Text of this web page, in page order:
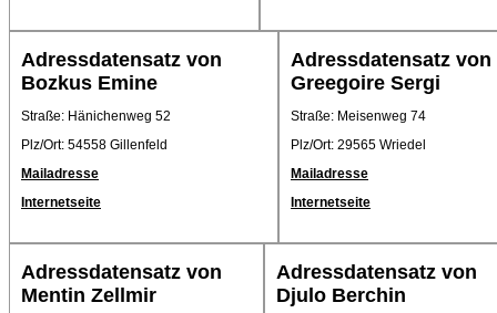
Adressdatensatz von
Bozkus Emine
Straße: Hänichenweg 52
Plz/Ort: 54558 Gillenfeld
Mailadresse
Internetseite
Adressdatensatz von
Greegoire Sergi
Straße: Meisenweg 74
Plz/Ort: 29565 Wriedel
Mailadresse
Internetseite
Adressdatensatz von
Mentin Zellmir
Adressdatensatz von
Djulo Berchin